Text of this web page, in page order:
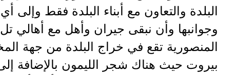
البلدة والتعاون مع أبناء البلدة فقط وإلى
وجوانبها وأن نبقى جيران وأهل مع أهالي
المنصورية تقع في خراج البلدة من جهة
بيروت حيث هناك شجر الليمون بالإضافة